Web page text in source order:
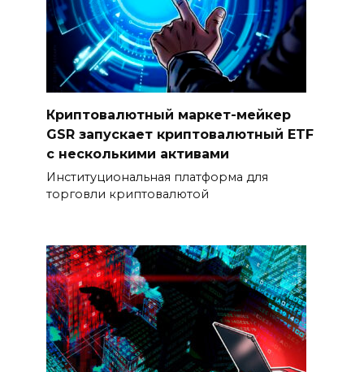
Криптовалютный маркет-мейкер
GSR запускает криптовалютный ETF
с несколькими активами
Институциональная платформа для
торговли криптовалютой